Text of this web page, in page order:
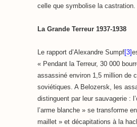
celle que symbolise la castration.
La Grande Terreur 1937-1938
Le rapport d’Alexandre Sumpf[3]
« Pendant la Terreur, 30 000
assassiné environ 1,5 million de
soviétiques. A Belozersk, les
distinguent par leur sauvagerie :
l’arme blanche » se transforme
maillet » et décapitations à la